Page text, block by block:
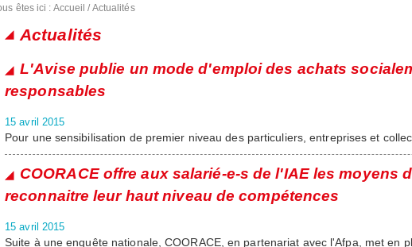
êtes ici : Accueil /Actualités
Actualités
L'Avise publie un mode d'emploi des achats
responsables
15 avril 2015
Pour une sensibilisation de premier niveau des particuliers, entreprises et
COORACE offre aux salarié-e-s de l'IAE les moyens
reconnaitre leur haut niveau de compétences
15 avril 2015
Suite à une enquête nationale, COORACE, en partenariat avec l'Afpa, met en
Pages